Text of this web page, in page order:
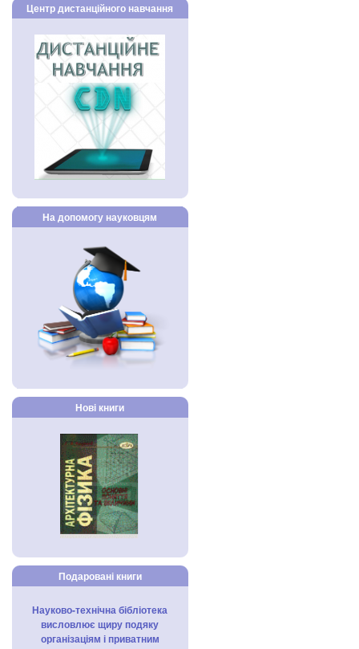
Центр дистанційного навчання
На допомогу науковцям
Нові книги
Подаровані книги
Науково-технічна бібліотека
висловлює щиру подяку
організаціям і приватним